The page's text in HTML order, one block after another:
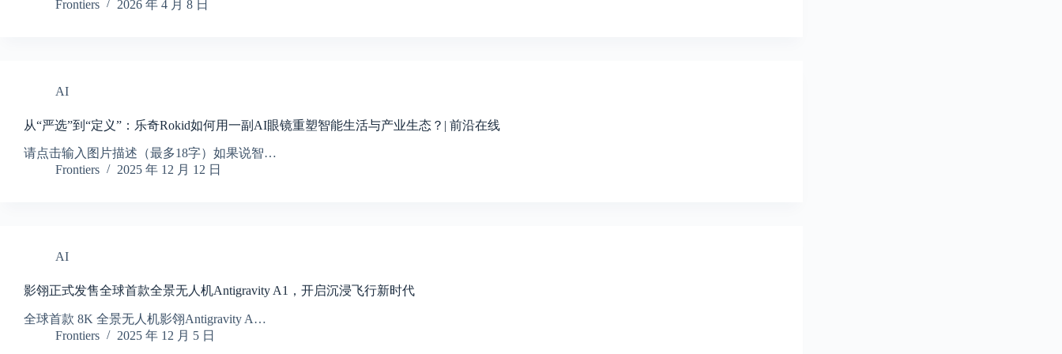
Frontiers 2026 年 4 月 8 日
AI
从“严选”到“定义”：乐奇Rokid如何用一副AI眼镜重塑智能生活与产业生态？| 前沿在线
请点击输入图片描述（最多18字）如果说智…
Frontiers
2025 年 12 月 12 日
AI
影翎正式发售全球首款全景无人机Antigravity A1，开启沉浸飞行新时代
全球首款 8K 全景无人机影翎Antigravity A…
Frontiers
2025 年 12 月 5 日